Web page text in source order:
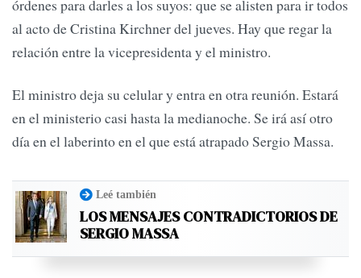
órdenes para darles a los suyos: que se alisten para ir todos
al acto de Cristina Kirchner del jueves. Hay que regar la
relación entre la vicepresidenta y el ministro.
El ministro deja su celular y entra en otra reunión. Estará
en el ministerio casi hasta la medianoche. Se irá así otro
día en el laberinto en el que está atrapado Sergio Massa.
Leé también
LOS MENSAJES CONTRADICTORIOS DE
SERGIO MASSA